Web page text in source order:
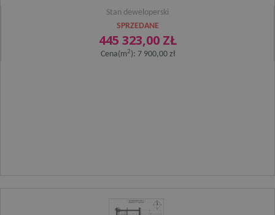
Stan deweloperski
SPRZEDANE
445 323,00 ZŁ
Cena(m2): 7 900,00 zł